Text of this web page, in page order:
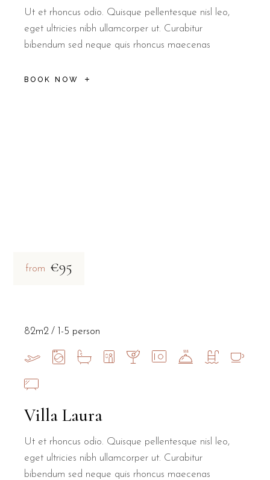
Ut et rhoncus odio. Quisque pellentesque nisl leo,
eget ultricies nibh ullamcorper ut. Curabitur
bibendum sed neque quis rhoncus maecenas
BOOK NOW
from €95
Villa Laura
Ut et rhoncus odio. Quisque pellentesque nisl leo,
eget ultricies nibh ullamcorper ut. Curabitur
bibendum sed neque quis rhoncus maecenas
82m2 1-5 person